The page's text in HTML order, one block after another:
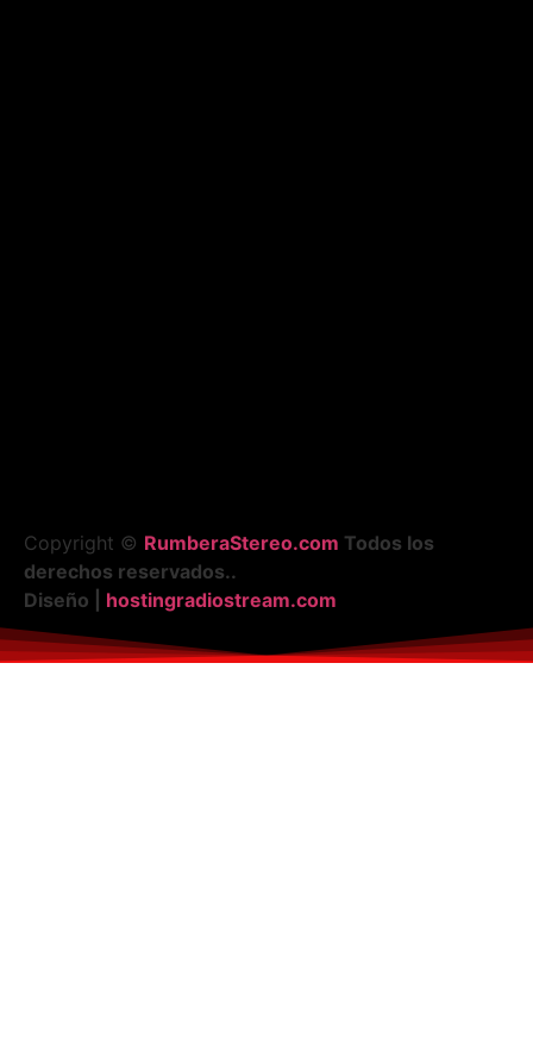
Copyright © RumberaStereo.com Todos los
derechos reservados..
Diseño | hostingradiostream.com